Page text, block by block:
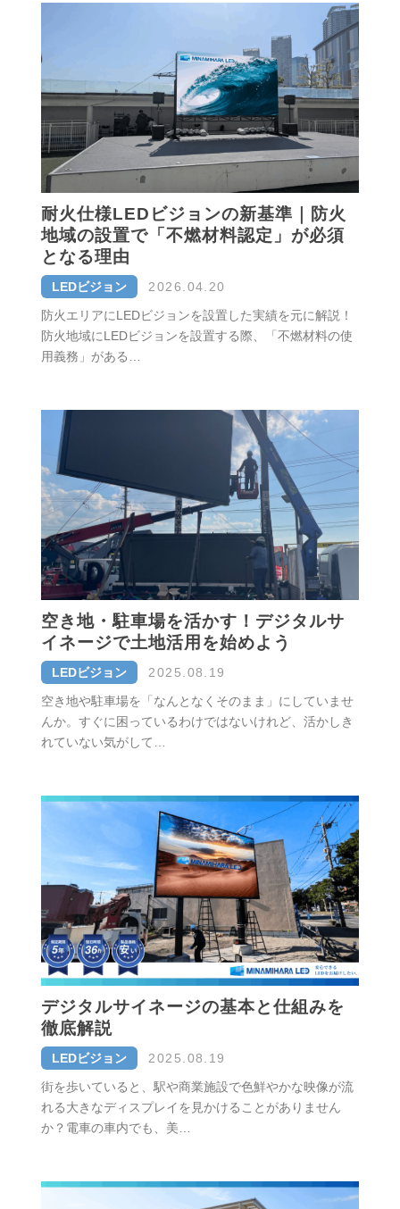
耐火仕様LEDビジョンの新基準｜防火
地域の設置で「不燃材料認定」が必須
となる理由
LEDビジョン
2026.04.20
防火エリアにLEDビジョンを設置した実績を元に解説！
防火地域にLEDビジョンを設置する際、「不燃材料の使
用義務」がある…
空き地・駐車場を活かす！デジタルサ
イネージで土地活用を始めよう
LEDビジョン
2025.08.19
空き地や駐車場を「なんとなくそのまま」にしていませ
んか。すぐに困っているわけではないけれど、活かしき
れていない気がして…
デジタルサイネージの基本と仕組みを
徹底解説
LEDビジョン
2025.08.19
街を歩いていると、駅や商業施設で色鮮やかな映像が流
れる大きなディスプレイを見かけることがありません
か？電車の車内でも、美…